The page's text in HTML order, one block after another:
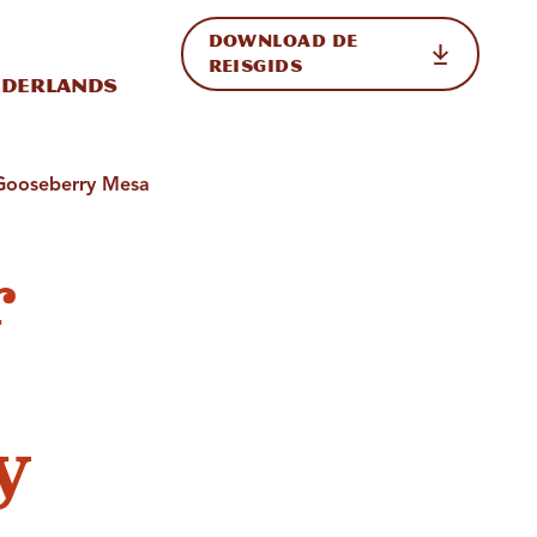
weergave in-/uitschakelen
DOWNLOAD DE
REISGIDS
Mesa